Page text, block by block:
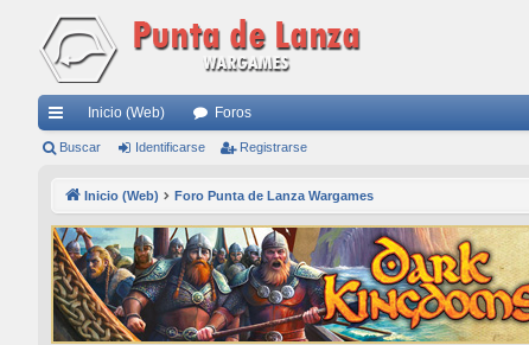
nl
rá
pi
do
Inicio (Web) Foros
Buscar Identificarse Registrarse
Inicio (Web) Foro Punta de Lanza Wargames